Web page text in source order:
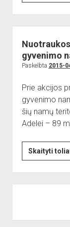
gyvenimo
Paskelbta 2015-
Prie akcijos
gyvenimo
šių namų
Adelei – 89
Skaityti